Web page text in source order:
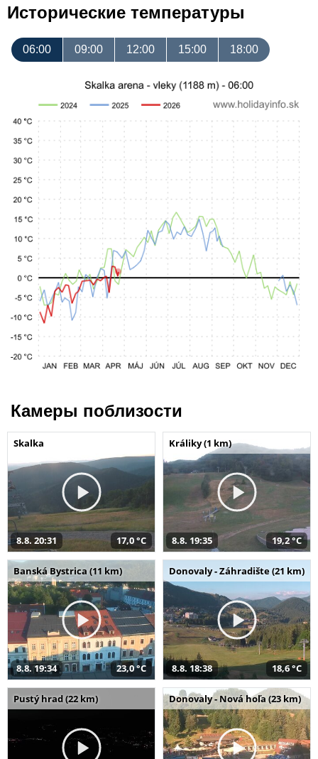
Исторические температуры
06:00 09:00 12:00 15:00 18:00
Камеры поблизости
Skalka
8.8. 20:31 17,0 °C
Králiky (1 km)
8.8. 19:35 19,2 °C
Banská Bystrica (11 km)
8.8. 19:34 23,0 °C
Donovaly - Záhradište (21 km)
8.8. 18:38 18,6 °C
Pustý hrad (22 km) Donovaly - Nová hoľa (23 km)